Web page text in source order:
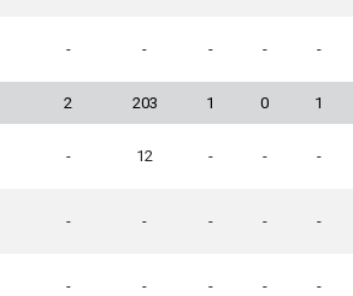
- - - - -
2 203 1 0 1
- 12 - - -
- - - - -
- - - - -